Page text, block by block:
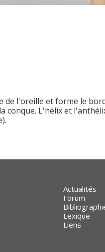
l'oreille et forme le
conque. L'hélix et
.
Actualités
Forum
Lexique
Liens